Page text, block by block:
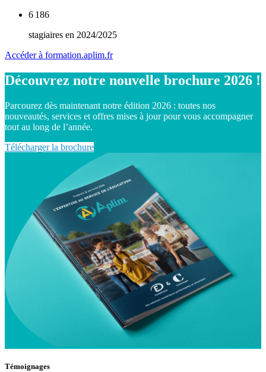
6 186
stagiaires en 2024/2025
Accéder à formation.aplim.fr
Découvrez notre nouvelle brochure 2026 !
Parcourez dès maintenant notre édition 2026 : toutes nos
nouveautés, services et offres mises à jour pour vous accompagner
tout au long de l’année.
Télécharger la brochure
Témoignages